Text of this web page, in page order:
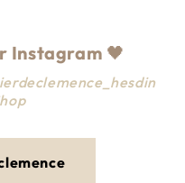
Instagram 🖤